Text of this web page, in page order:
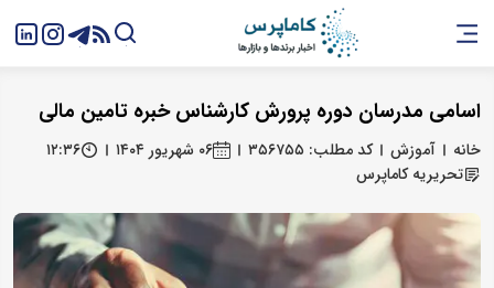
اسامی مدرسان دوره پرورش کارشناس خبره تامین مالی
خانه آموزش کد مطلب: ۳۵۶۷۵۵ ۰۶ شهریور ۱۴۰۴
۱۲:۳۶
تحریریه کاماپرس